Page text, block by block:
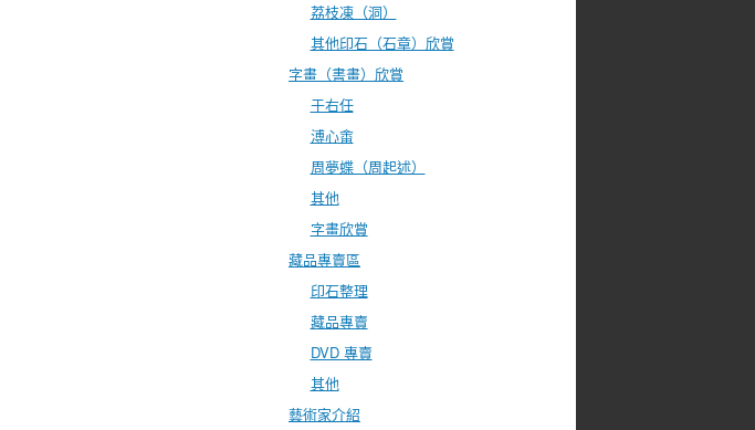
荔枝凍（洞）
其他印石（石章）欣賞
字畫（書畫）欣賞
于右任
溥心畬
周夢蝶（周起述）
其他
字畫欣賞
藏品專賣區
印石整理
藏品專賣
DVD 專賣
其他
藝術家介紹